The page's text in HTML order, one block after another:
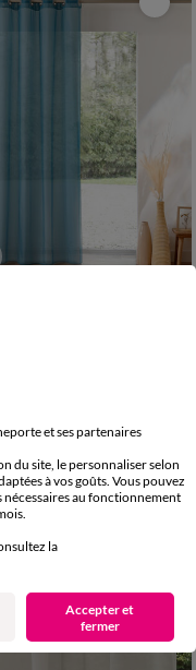
et ses partenaires
du site, le personnaliser selon
à vos goûts. Vous pouvez
nécessaires au fonctionnement
la
Accepter et
fermer